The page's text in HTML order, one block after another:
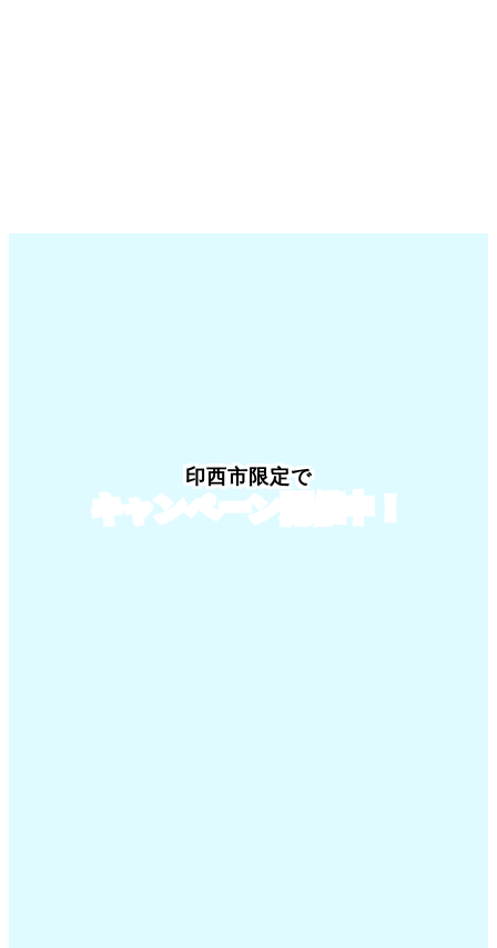
印西市限定でキャンペーン開催中！
印西市限定で
キャンペーン開催中！